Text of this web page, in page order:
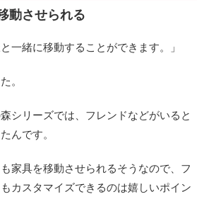
動させられる
一緒に移動することができます。」
。
シリーズでは、フレンドなどがいると
んです。
家具を移動させられるそうなので、フ
カスタマイズできるのは嬉しいポイン